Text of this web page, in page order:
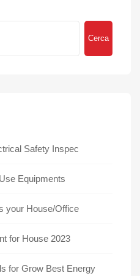
Cerca
Safety Inspec
Equipments
your House/Office
for House 2023
for Grow Best Energy